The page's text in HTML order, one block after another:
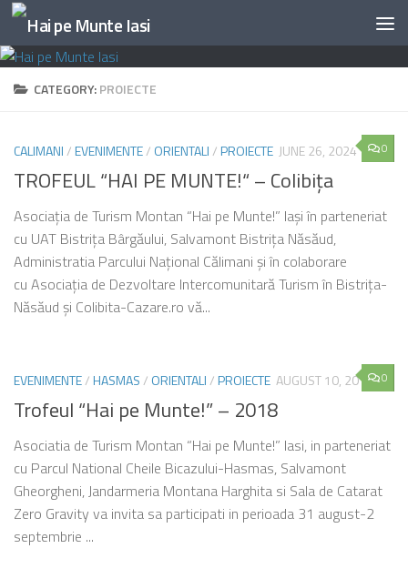
Skip to content
CATEGORY:PROIECTE
0
CALIMANI/EVENIMENTE/ ORIENTALI/PROIECTE JUNE 26, 2024
TROFEUL “HAI PE MUNTE!“ – Colibiţa
Asociaţia de Turism Montan “Hai pe Munte!” Iaşi în parteneriat
cu UAT Bistriţa Bârgăului, Salvamont Bistriţa Năsăud,
Administratia Parcului Naţional Călimani şi în colaborare
cu Asociația de Dezvoltare Intercomunitară Turism în Bistrița-
Năsăud şi Colibita-Cazare.ro vă...
0
EVENIMENTE/HASMAS/ ORIENTALI/PROIECTE AUGUST 10, 2018
Trofeul “Hai pe Munte!” – 2018
Asociatia de Turism Montan “Hai pe Munte!” Iasi, in parteneriat
cu Parcul National Cheile Bicazului-Hasmas, Salvamont
Gheorgheni, Jandarmeria Montana Harghita si Sala de Catarat
Zero Gravity va invita sa participati in perioada 31 august-2
septembrie ...